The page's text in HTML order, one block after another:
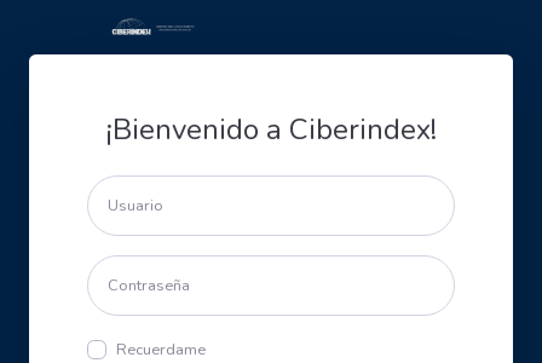
¡Bienvenido a Ciberindex!
Recuerdame